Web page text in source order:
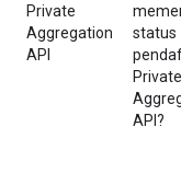
Private
Aggregation
API
status
Private
API?